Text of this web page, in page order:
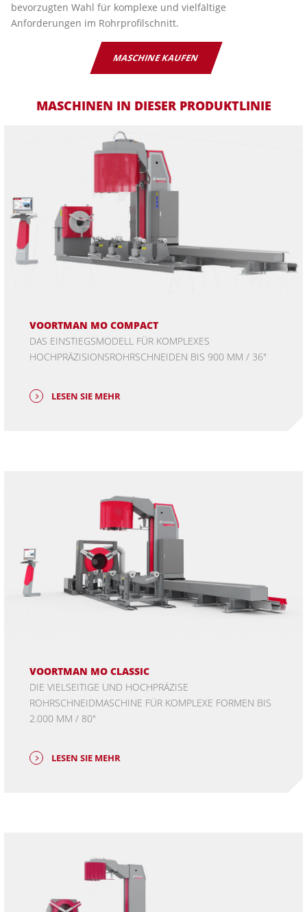
bevorzugten Wahl für komplexe und vielfältige
Anforderungen im Rohrprofilschnitt.
MASCHINE KAUFEN
MASCHINEN IN DIESER PRODUKTLINIE
VOORTMAN MO COMPACT
DAS EINSTIEGSMODELL FÜR KOMPLEXES
HOCHPRÄZISIONSROHRSCHNEIDEN BIS 900 MM / 36"
LESEN SIE MEHR
VOORTMAN MO CLASSIC
DIE VIELSEITIGE UND HOCHPRÄZISE
ROHRSCHNEIDMASCHINE FÜR KOMPLEXE FORMEN BIS
2.000 MM / 80"
LESEN SIE MEHR